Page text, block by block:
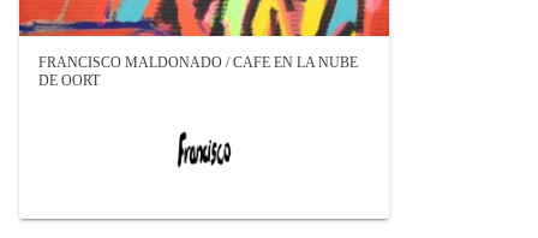
FRANCISCO MALDONADO / CAFE EN LA NUBE
DE OORT